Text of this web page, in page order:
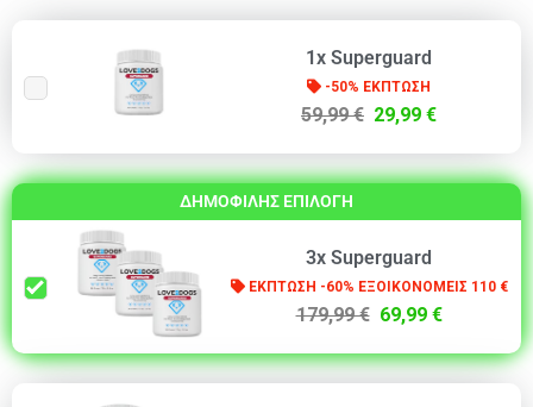
1x Superguard
-50% ΕΚΠΤΩΣΗ
59,99 € 29,99 €
ΔΗΜΟΦΙΛΗΣ ΕΠΙΛΟΓΗ
3x Superguard
ΕΚΠΤΩΣΗ -60% ΕΞΟΙΚΟΝΟΜΕΙΣ 110 €
179,99 € 69,99 €